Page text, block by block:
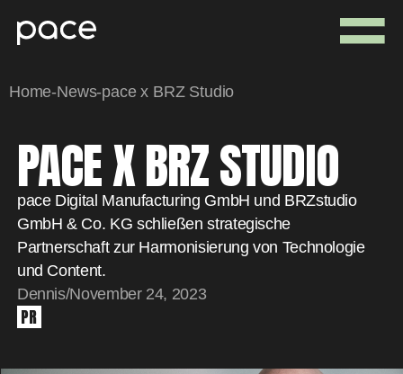
Home-News-pace x BRZ Studio
PACE X BRZ STUDIO
pace Digital Manufacturing GmbH und BRZstudio
GmbH & Co. KG schließen strategische
Partnerschaft zur Harmonisierung von Technologie
und Content.
Dennis/November 24, 2023
PR